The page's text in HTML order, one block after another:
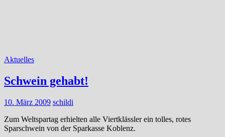
Aktuelles
Schwein gehabt!
10. März 2009 schildi
Zum Weltspartag erhielten alle Viertklässler ein tolles, rotes
Sparschwein von der Sparkasse Koblenz.